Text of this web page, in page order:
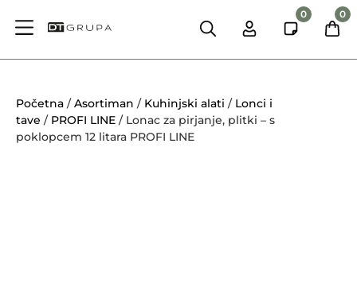
0 0
Početna /Asortiman / Kuhinjski alati / Lonci i
tave / PROFI LINE / Lonac za pirjanje, plitki – s
poklopcem 12 litara PROFI LINE